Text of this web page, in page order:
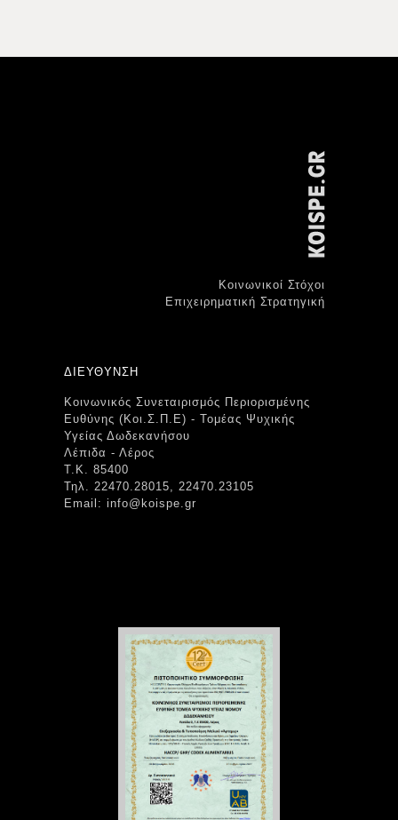
Κοινωνικοί Στόχοι
Επιχειρηματική Στρατηγική
ΔΙΕΥΘΥΝΣΗ
Κοινωνικός Συνεταιρισμός Περιορισμένης
Ευθύνης (Κοι.Σ.Π.Ε) - Τομέας Ψυχικής
Υγείας Δωδεκανήσου
Λέπιδα - Λέρος
Τ.Κ. 85400
Τηλ. 22470.28015, 22470.23105
Email: info@koispe.gr